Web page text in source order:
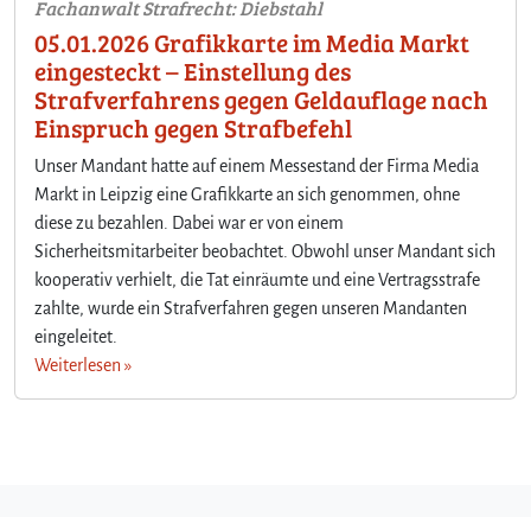
Fachanwalt Strafrecht: Diebstahl
05.01.2026 Grafikkarte im Media Markt
eingesteckt – Einstellung des
Strafverfahrens gegen Geldauflage nach
Einspruch gegen Strafbefehl
Unser Mandant hatte auf einem Messestand der Firma Media
Markt in Leipzig eine Grafikkarte an sich genommen, ohne
diese zu bezahlen. Dabei war er von einem
Sicherheitsmitarbeiter beobachtet. Obwohl unser Mandant sich
kooperativ verhielt, die Tat einräumte und eine Vertragsstrafe
zahlte, wurde ein Strafverfahren gegen unseren Mandanten
eingeleitet.
Weiterlesen »